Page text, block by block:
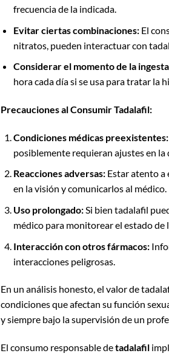
frecuencia de la indicada.
Evitar ciertas combinaciones:El
nitratos, pueden interactuar con
Considerar el momento de la
hora cada día si se usa para tratar la
Precauciones al Consumir Tadalafil:
Condiciones médicas preexistentes:
posiblemente requieran ajustes en la
Reacciones adversas:Estar atento a
en la visión y comunicarlos al médico.
Uso prolongado:Si bien tadalafil
médico para monitorear el estado
Interacción con otros fármacos:
interacciones peligrosas.
En un análisis honesto, el valor de
condiciones que afectan su función
y siempre bajo la supervisión de un
El consumo responsable detadalafil